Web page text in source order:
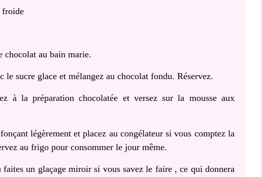
froide
chocolat au bain marie.
le sucre glace et mélangez au chocolat fondu. Réservez.
à la préparation chocolatée et versez sur la mousse aux
légèrement et placez au congélateur si vous comptez la
au frigo pour consommer le jour même.
un glaçage miroir si vous savez le faire , ce qui donnera